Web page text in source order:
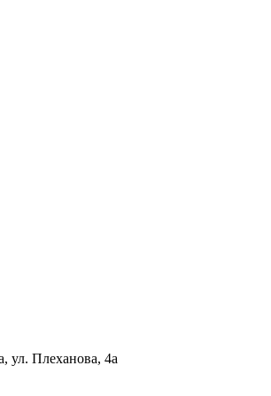
ул. Плеханова, 4а